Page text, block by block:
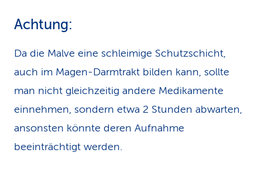
Achtung:
Da die Malve eine schleimige Schutzschicht,
auch im Magen-Darmtrakt bilden kann, sollte
man nicht gleichzeitig andere Medikamente
einnehmen, sondern etwa 2 Stunden abwarten,
ansonsten könnte deren Aufnahme
beeinträchtigt werden.